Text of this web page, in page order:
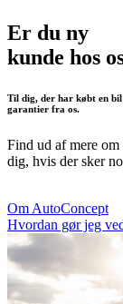
Er du ny
kunde hos
Til dig, der har købt en bil
garantier fra os.
Find ud af mere
dig, hvis der sker
Om AutoConcept
Hvordan gør jeg